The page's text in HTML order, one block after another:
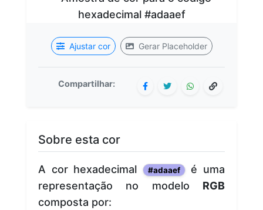
Ajustar cor Gerar Placeholder
Compartilhar:
Sobre esta cor
A cor hexadecimal #adaaef é uma
representação no modelo RGB
composta por: